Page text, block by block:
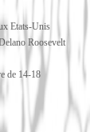
Etats-Unis
Roosevelt
de 14-18